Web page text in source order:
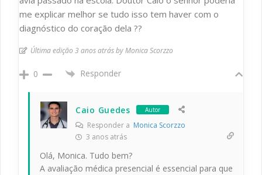
me explicar melhor se tudo isso tem haver com o
diagnóstico do coração dela ??
Última edição 3 anos atrás by Monica Scorzzo
0 Responder
Caio Guedes Autor
Responder a Monica Scorzzo
3 anos atrás
Olá, Monica. Tudo bem?
A avaliação médica presencial é essencial para que